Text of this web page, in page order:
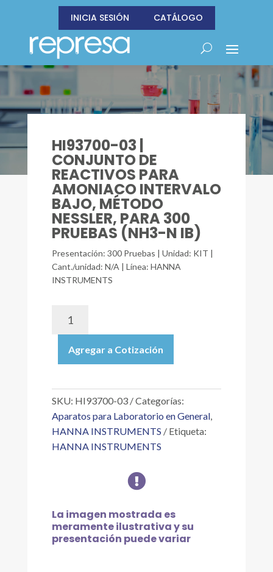
INICIA SESIÓN CATÁLOGO
HI93700-03 |
CONJUNTO DE
REACTIVOS PARA
AMONIACO INTERVALO
BAJO, MÉTODO
NESSLER, PARA 300
PRUEBAS (NH3-N IB)
Presentación: 300 Pruebas | Unidad: KIT |
Cant./unidad: N/A | Línea: HANNA
INSTRUMENTS
CONJUNTO
DE
PARA
INTERVALO
BAJO,
MÉTODO
PRUEBAS
(NH3-
N
Agregar a Cotización
SKU: HI93700-03
Categorías:
Aparatos para Laboratorio en General,
HANNA INSTRUMENTS
Etiqueta:
HANNA INSTRUMENTS

La imagen mostrada es
meramente ilustrativa y su
presentación puede variar